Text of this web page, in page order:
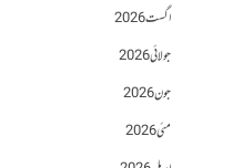
اگست 2026
جولائی 2026
جون 2026
مئی 2026